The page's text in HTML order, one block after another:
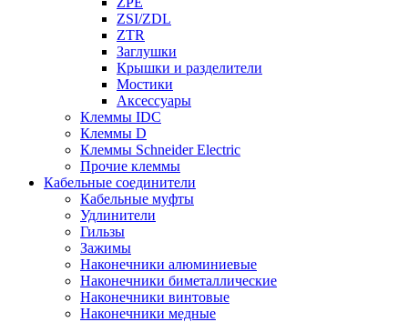
ZSI/ZDL
ZTR
Заглушки
Крышки и разделители
Мостики
Аксессуары
Клеммы IDC
Клеммы D
Клеммы Schneider Electric
Прочие клеммы
Кабельные соединители
Кабельные муфты
Удлинители
Гильзы
Зажимы
Наконечники алюминиевые
Наконечники биметаллические
Наконечники винтовые
Наконечники медные